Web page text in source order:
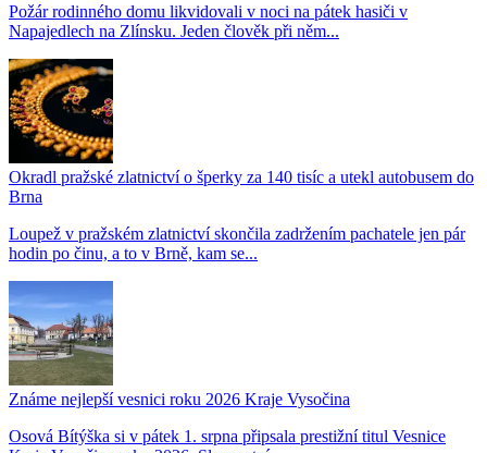
Požár rodinného domu likvidovali v noci na pátek hasiči v
Napajedlech na Zlínsku. Jeden člověk při něm...
Okradl pražské zlatnictví o šperky za 140 tisíc a utekl autobusem do
Brna
Loupež v pražském zlatnictví skončila zadržením pachatele jen pár
hodin po činu, a to v Brně, kam se...
Známe nejlepší vesnici roku 2026 Kraje Vysočina
Osová Bítýška si v pátek 1. srpna připsala prestižní titul Vesnice